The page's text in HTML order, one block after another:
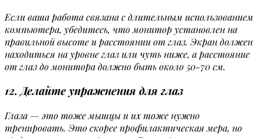
Если ваша работа связана с длительным использованием
компьютера, убедитесь, что монитор установлен на
правильной высоте и расстоянии от глаз. Экран должен
находиться на уровне глаз или чуть ниже, а расстояние
от глаз до монитора должно быть около 50-70 см.
12. Делайте упражнения для глаз
Глаза — это тоже мышцы и их тоже нужно
тренировать. Это скорее профилактическая мера, но